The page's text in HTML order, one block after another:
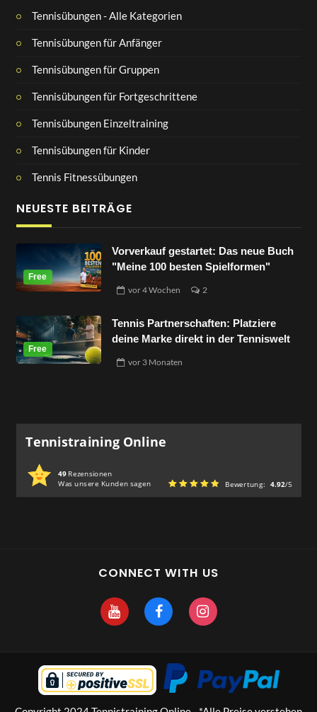
Tennisübungen - Alle Kategorien
Tennisübungen für Anfänger
Tennisübungen für Gruppen
Tennisübungen für Fortgeschrittene
Tennisübungen Einzeltraining
Tennisübungen für Kinder
Tennis Fitnessübungen
NEUESTE BEITRÄGE
Vorverkauf gestartet: Das neue Buch
"Meine 100 besten Spielformen"
vor4 Wochen 2
Tennis Partnerschaften: Platziere
deine Marke direkt in der Tenniswelt
vor 3 Monaten
Tennistraining Online
49Rezensionen
Was unsere Kunden sagen
Bewertung: 4.92/5
CONNECT WITH US